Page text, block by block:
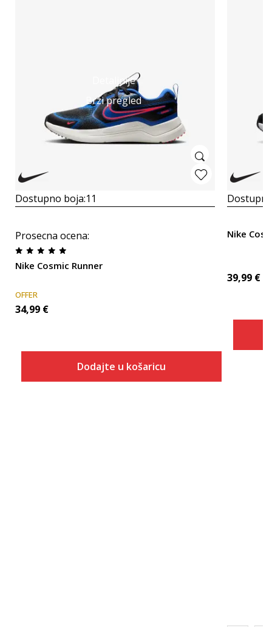
Detaljnije
Brzi pregled
Dostupno boja:11
Prosecna ocena:
Nike Cosmic Runner
OFFER
34,99 €
Dodajte u košaricu
Nike
39,99 €